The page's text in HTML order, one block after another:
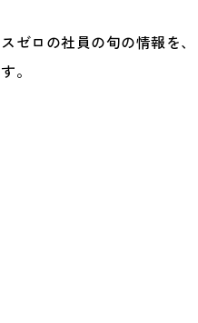
ゼロの社員の旬の情報を、
。